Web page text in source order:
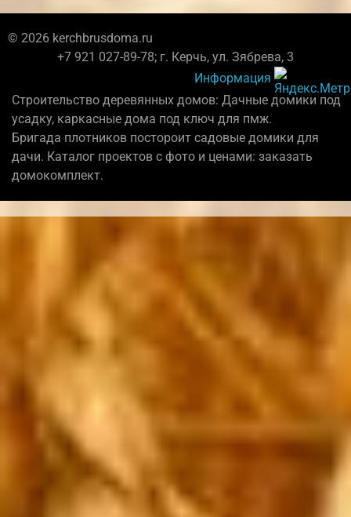
© 2026 kerchbrusdoma.ru
+7 921 027-89-78; г. Керчь, ул. Зябрева, 3
Информация
Строительство деревянных домов: Дачные домики под
усадку, каркасные дома под ключ для пмж.
Бригада плотников постороит садовые домики для
дачи. Каталог проектов с фото и ценами: заказать
домокомплект.